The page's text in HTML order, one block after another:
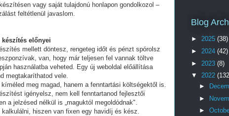
vagy saját tulajdonú honlapon gondolkozol –
feltétlenül javaslom.
előnyei
mellett döntesz, rengeteg időt és pénzt spórolsz
van, hogy már teljesen fel vannak töltve
használatba veheted. Egy új weboldal előállítása
megtakaríthatod vele.
meg magad, hanem a fenntartási költségektől is.
igényelsz, nem kell fenntartanod fejlesztői
a jelzésed nélkül is „maguktól megoldódnak".
hiszen van fixen egy havidíj és kész.
Blog
► 2025 (38)
► 2024 (42)
► 2023 (8)
▼ 2022
►
►
►